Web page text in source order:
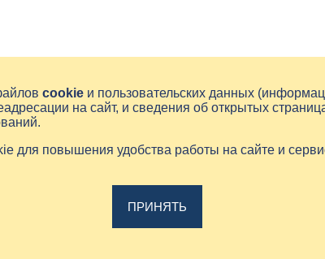
cookie и пользовательских данных
на сайт, и сведения об открытых
для повышения удобства работы на сайте и
ПРИНЯТЬ